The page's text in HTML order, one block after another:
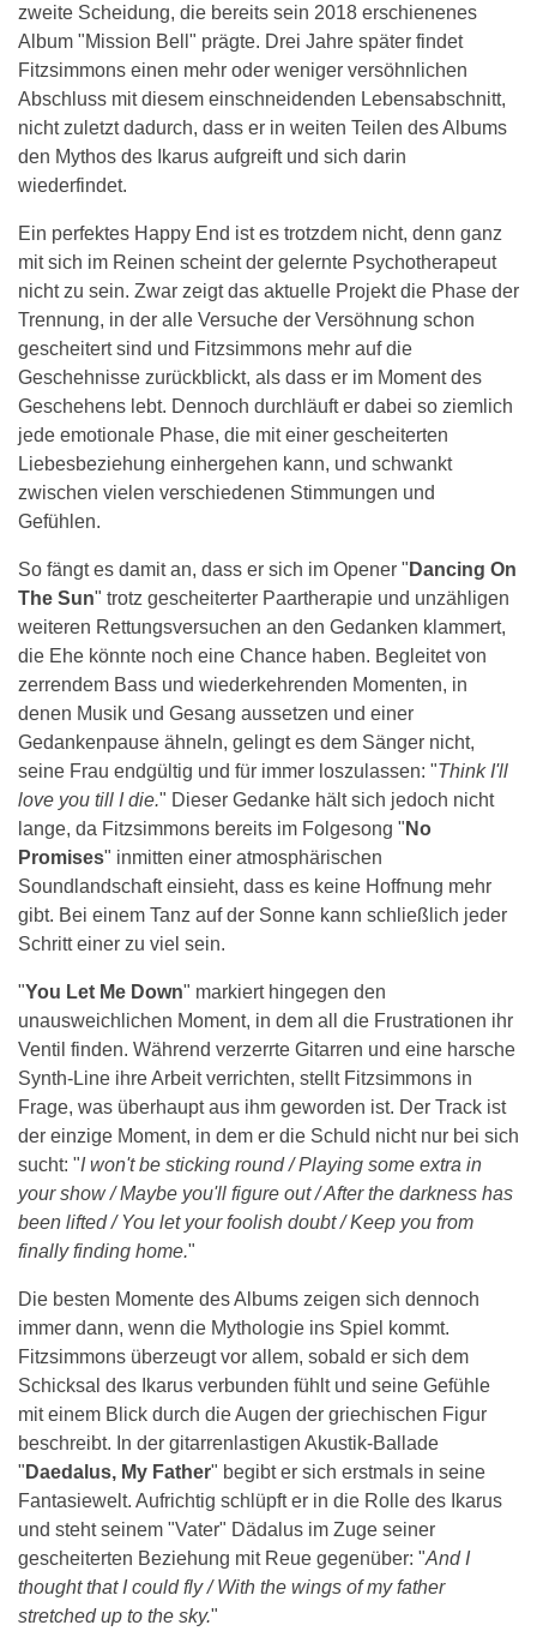
zweite Scheidung, die bereits sein 2018 erschienenes
Album "Mission Bell" prägte. Drei Jahre später findet
Fitzsimmons einen mehr oder weniger versöhnlichen
Abschluss mit diesem einschneidenden Lebensabschnitt,
nicht zuletzt dadurch, dass er in weiten Teilen des Albums
den Mythos des Ikarus aufgreift und sich darin
wiederfindet.
Ein perfektes Happy End ist es trotzdem nicht, denn ganz
mit sich im Reinen scheint der gelernte Psychotherapeut
nicht zu sein. Zwar zeigt das aktuelle Projekt die Phase der
Trennung, in der alle Versuche der Versöhnung schon
gescheitert sind und Fitzsimmons mehr auf die
Geschehnisse zurückblickt, als dass er im Moment des
Geschehens lebt. Dennoch durchläuft er dabei so ziemlich
jede emotionale Phase, die mit einer gescheiterten
Liebesbeziehung einhergehen kann, und schwankt
zwischen vielen verschiedenen Stimmungen und
Gefühlen.
So fängt es damit an, dass er sich im Opener " Dancing On
The Sun" trotz gescheiterter Paartherapie und unzähligen
weiteren Rettungsversuchen an den Gedanken klammert,
die Ehe könnte noch eine Chance haben. Begleitet von
zerrendem Bass und wiederkehrenden Momenten, in
denen Musik und Gesang aussetzen und einer
Gedankenpause ähneln, gelingt es dem Sänger nicht,
seine Frau endgültig und für immer loszulassen: "Think I'll
love you till I die." Dieser Gedanke hält sich jedoch nicht
lange, da Fitzsimmons bereits im Folgesong " No
Promises" inmitten einer atmosphärischen
Soundlandschaft einsieht, dass es keine Hoffnung mehr
gibt. Bei einem Tanz auf der Sonne kann schließlich jeder
Schritt einer zu viel sein.
"You Let Me Down" markiert hingegen den
unausweichlichen Moment, in dem all die Frustrationen ihr
Ventil finden. Während verzerrte Gitarren und eine harsche
Synth-Line ihre Arbeit verrichten, stellt Fitzsimmons in
Frage, was überhaupt aus ihm geworden ist. Der Track ist
der einzige Moment, in dem er die Schuld nicht nur bei sich
sucht: "I won't be sticking round / Playing some extra in
your show / Maybe you'll figure out / After the darkness has
been lifted / You let your foolish doubt / Keep you from
finally finding home."
Die besten Momente des Albums zeigen sich dennoch
immer dann, wenn die Mythologie ins Spiel kommt.
Fitzsimmons überzeugt vor allem, sobald er sich dem
Schicksal des Ikarus verbunden fühlt und seine Gefühle
mit einem Blick durch die Augen der griechischen Figur
beschreibt. In der gitarrenlastigen Akustik-Ballade
" Daedalus, My Father" begibt er sich erstmals in seine
Fantasiewelt. Aufrichtig schlüpft er in die Rolle des Ikarus
und steht seinem "Vater" Dädalus im Zuge seiner
gescheiterten Beziehung mit Reue gegenüber: "And I
thought that I could fly / With the wings of my father
stretched up to the sky."